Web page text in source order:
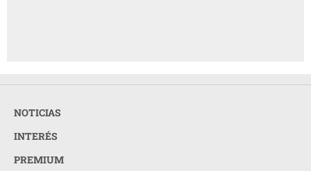
NOTICIAS
INTERÉS
PREMIUM